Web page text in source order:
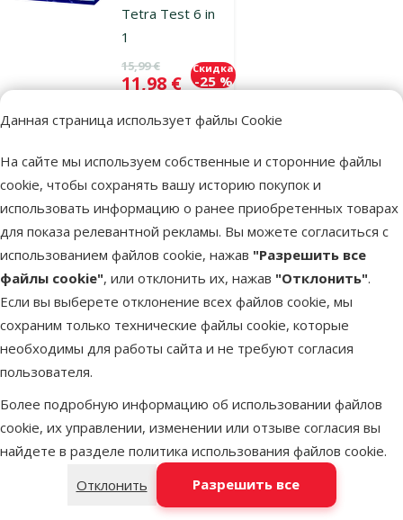
Данная страница использует файлы Cookie
На сайте мы используем собственные и сторонние файлы
cookie, чтобы сохранять вашу историю покупок и
использовать информацию о ранее приобретенных товарах
для показа релевантной рекламы. Вы можете согласиться с
использованием файлов cookie, нажав "Разрешить все
файлы cookie", или отклонить их, нажав "Отклонить".
Если вы выберете отклонение всех файлов cookie, мы
сохраним только технические файлы cookie, которые
необходимы для работы сайта и не требуют согласия
пользователя.
Более подробную информацию об использовании файлов
cookie, их управлении, изменении или отзыве согласия вы
найдете в разделе политика использования файлов cookie.
Отклонить
Разрешить все
Tetra Test 6 in
1
Исходная цена
15,99 €
Цена
11,98 €
Скидка
-25 %
Тест для
аквариумной
воды – Tetra
GH Test, 10 мл
Оценка 0%
Исходная цена
7,99 €
Цена
5,98 €
Скидка
-25 %
Недоступно Посмотреть
Тест для
Оценка 0%